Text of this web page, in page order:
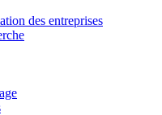
des entreprises